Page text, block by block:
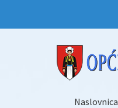
Naslovnica